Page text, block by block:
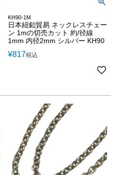
KH90-1M
日本紐釦貿易 ネックレスチェー
ン 1mの切売カット 約/径線
1mm 内径2mm シルバー KH90
¥817税込